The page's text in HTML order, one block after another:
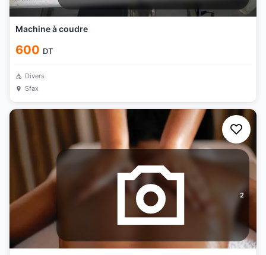
Machine à coudre
600 DT
Divers
Sfax
2